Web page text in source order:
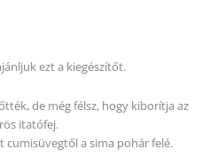
ezt a kiegészítőt.
de még félsz, hogy kiborítja az
itatófej.
cumisüvegtől a sima pohár felé.